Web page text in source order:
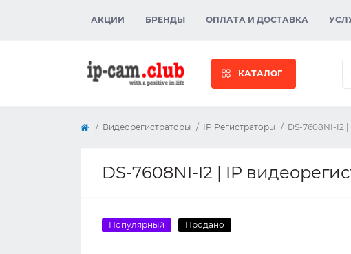
АКЦИИ БРЕНДЫ ОПЛАТА И ДОСТАВКА
КАТАЛОГ
Видеорегистраторы IP Регистраторы DS-7608NI-I2
DS-7608NI-I2 | IP
Популярный Продано